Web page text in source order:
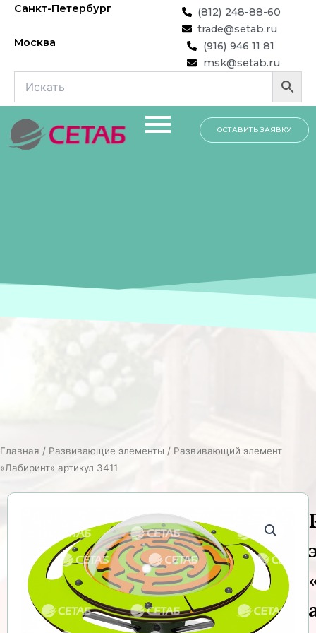
Перейти
содержимому
Санкт-Петербург
(812) 248-88-60
trade@setab.ru
Москва
(916) 946 11 81
msk@setab.ru
ОСТАВИТЬ ЗАЯВКУ
Главная / Развивающие элементы / Развивающий элемент
«Лабиринт» артикул 3411